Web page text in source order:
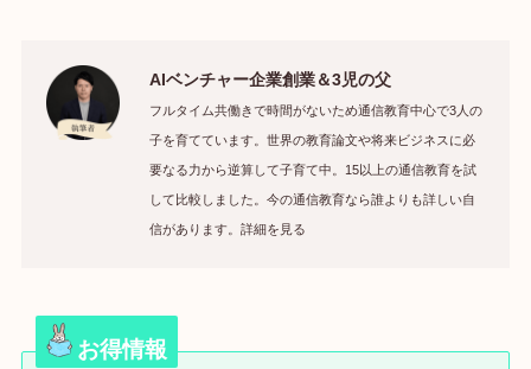
AIベンチャー企業創業＆3児の父
フルタイム共働きで時間がないため通信教育中心で3人の
子を育てています。世界の教育論文や将来ビジネスに必
要なる力から逆算して子育て中。15以上の通信教育を試
して比較しました。今の通信教育なら誰よりも詳しい自
信があります。詳細を見る
お得情報